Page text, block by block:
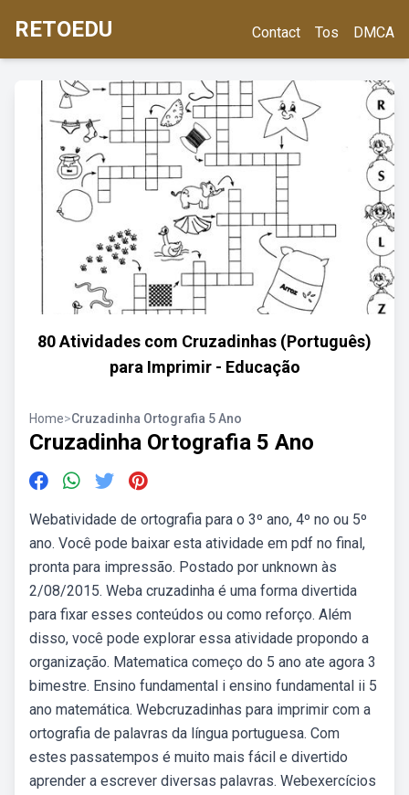
RETOEDU Contact Tos DMCA
80 Atividades com Cruzadinhas (Português)
para Imprimir - Educação
Home>Cruzadinha Ortografia 5 Ano
Cruzadinha Ortografia 5 Ano
Webatividade de ortografia para o 3º ano, 4º no ou 5º
ano. Você pode baixar esta atividade em pdf no final,
pronta para impressão. Postado por unknown às
2/08/2015. Weba cruzadinha é uma forma divertida
para fixar esses conteúdos ou como reforço. Além
disso, você pode explorar essa atividade propondo a
organização. Matematica começo do 5 ano ate agora 3
bimestre. Ensino fundamental i ensino fundamental ii 5
ano matemática. Webcruzadinhas para imprimir com a
ortografia de palavras da língua portuguesa. Com
estes passatempos é muito mais fácil e divertido
aprender a escrever diversas palavras. Webexercícios